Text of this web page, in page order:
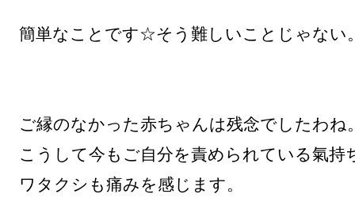
簡単なことです☆そう難しいことじゃない
ご縁のなかった赤ちゃんは残念でしたわね
こうして今もご自分を責められている氣持
ワタクシも痛みを感じます。